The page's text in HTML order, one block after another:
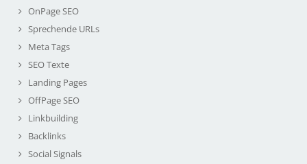
OnPage SEO
Sprechende URLs
Meta Tags
SEO Texte
Landing Pages
OffPage SEO
Linkbuilding
Backlinks
Social Signals